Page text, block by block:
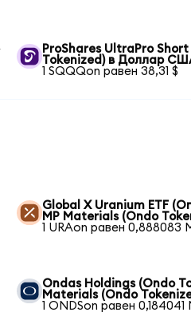
ProShares UltraPro
Tokenized) в Доллар
1 SQQQon равен 38,31 $
Global X Uranium ETF
MP Materials (Ondo
1 URAon равен 0,888083
Ondas Holdings (Ondo
Materials (Ondo
1 ONDSon равен 0,184041